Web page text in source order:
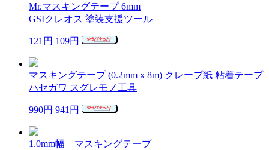
Mr.マスキングテープ 6mm
GSIクレオス 塗装支援ツール
121円 109円
マスキングテープ (0.2mm x 8m) クレープ紙 粘着テープ
ハセガワ スグレモノ工具
990円 941円
1.0mm幅 マスキングテープ